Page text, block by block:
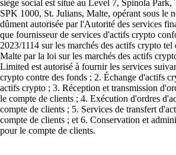
siège social est situé au Level 7, Spinola
SPK 1000, St. Julians, Malte, opérant sous le
dûment autorisée par l'Autorité des services
que fournisseur de services d'actifs crypto
2023/1114 sur les marchés des actifs crypto
Malte par la loi sur les marchés des actifs
Limited est autorisé à fournir les services
crypto contre des fonds ; 2. Échange d'actifs
actifs crypto ; 3. Réception et transmission
le compte de clients ; 4. Exécution d'ordres
compte de clients ; 5. Services de transfert
compte de clients ; et 6. Conservation et
pour le compte de clients.